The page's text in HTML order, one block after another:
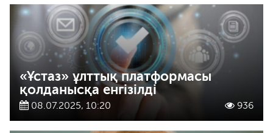
«Ұстаз» ұлттық платформасы
қолданысқа енгізілді
08.07.2025, 10:20 936